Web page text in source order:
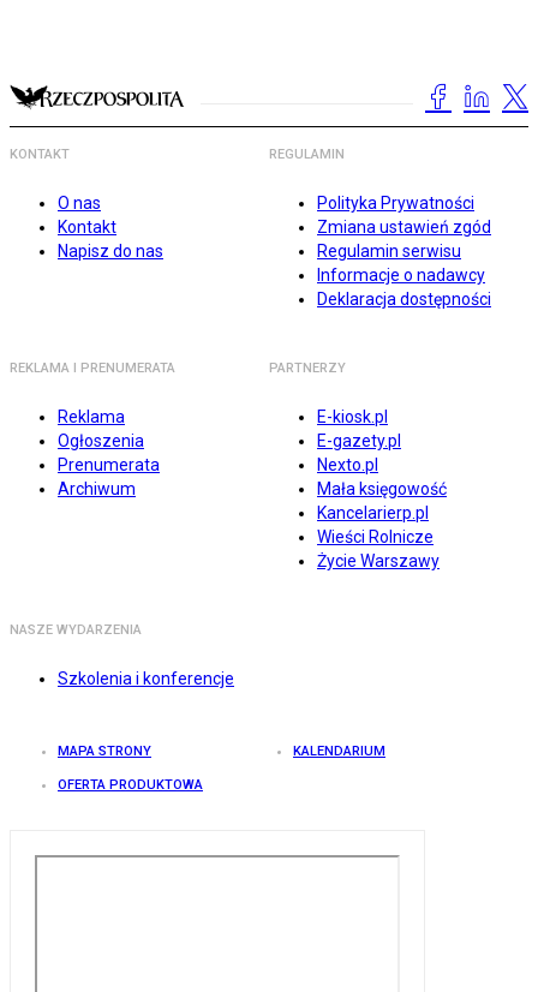
KONTAKT
O nas
Kontakt
Napisz do nas
REGULAMIN
Polityka Prywatności
Zmiana ustawień zgód
Regulamin serwisu
Informacje o nadawcy
Deklaracja dostępności
REKLAMA I PRENUMERATA
Reklama
Ogłoszenia
Prenumerata
Archiwum
PARTNERZY
E-kiosk.pl
E-gazety.pl
Nexto.pl
Mała księgowość
Kancelarierp.pl
Wieści Rolnicze
Życie Warszawy
NASZE WYDARZENIA
Szkolenia i konferencje
MAPA STRONY KALENDARIUM
OFERTA PRODUKTOWA